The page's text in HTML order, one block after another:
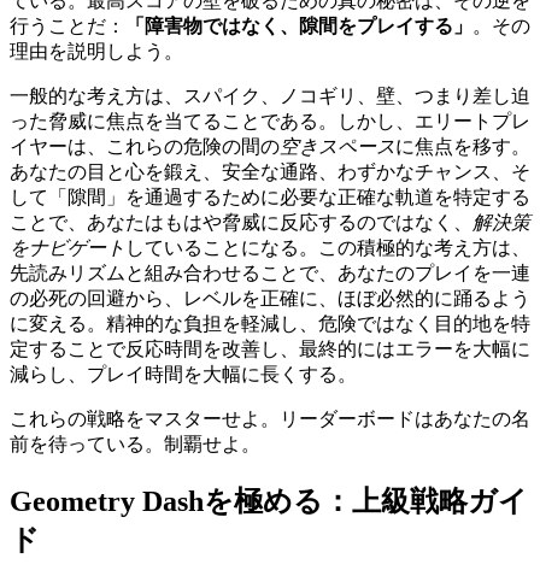
行うことだ：
「障害物ではなく、隙間をプレイする」 。その
理由を説明しよう。
一般的な考え方は、スパイク、ノコギリ、壁、つまり差し迫
った脅威に焦点を当てることである。しかし、エリートプレ
イヤーは、これらの危険の間の空きスペースに焦点を移す。
あなたの目と心を鍛え、安全な通路、わずかなチャンス、そ
して「隙間」を通過するために必要な正確な軌道を特定する
ことで、あなたはもはや脅威に反応するのではなく、
解決策
をナビゲート していることになる。この積極的な考え方は、
先読みリズムと組み合わせることで、あなたのプレイを一連
の必死の回避から、レベルを正確に、ほぼ必然的に踊るよう
に変える。精神的な負担を軽減し、危険ではなく目的地を特
定することで反応時間を改善し、最終的にはエラーを大幅に
減らし、プレイ時間を大幅に長くする。
これらの戦略をマスターせよ。リーダーボードはあなたの名
前を待っている。制覇せよ。
Geometry Dashを極める：上級戦略ガイ
ド